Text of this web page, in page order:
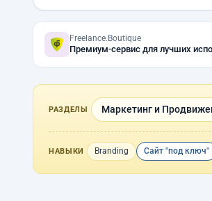
Freelance.Boutique
Премиум-сервис для лучших
РАЗДЕЛЫ Маркетинг и
НАВЫКИ Branding Сайт "под ключ"